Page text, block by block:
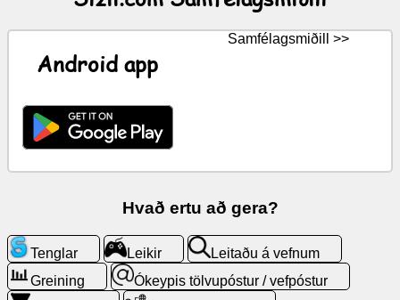
SpjallGPT
Tengiliðir
Leitaðu
á
vefnum
Android app
Samfélagsmiðill >>
Hvað ertu að gera?
Tenglar Leikir
Leitaðu á vefnum
Greining
Ókeypis tölvupóstur / vefpóstur